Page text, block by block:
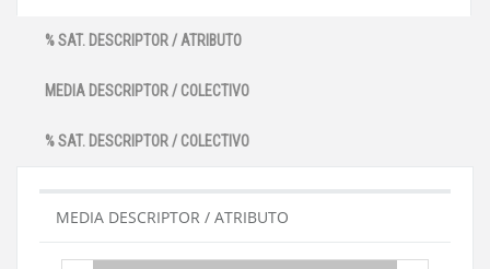
% SAT. DESCRIPTOR / ATRIBUTO
MEDIA DESCRIPTOR / COLECTIVO
% SAT. DESCRIPTOR / COLECTIVO
MEDIA DESCRIPTOR / ATRIBUTO